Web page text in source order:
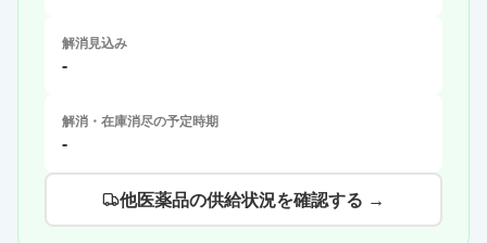
解消見込み
-
解消・在庫消尽の予定時期
-
他医薬品の供給状況を確認する →